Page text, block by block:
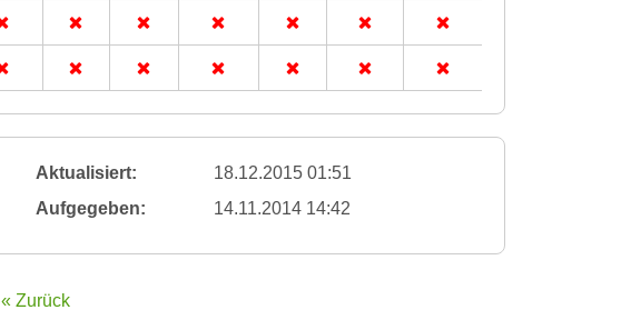
Aktualisiert:
18.12.2015 01:51
Aufgegeben: 14.11.2014 14:42
« Zurück